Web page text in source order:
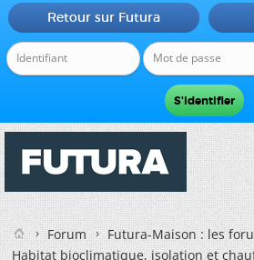
Retour sur Futura
Forum
Futura-Maison : les
Habitat bioclimatique, isolation et